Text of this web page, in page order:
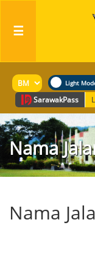
☰
SarawakPass
Nama
Nama